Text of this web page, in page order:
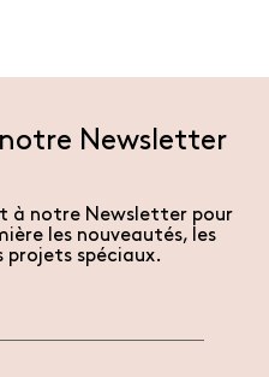
Newsletter
à notre Newsletter pour
les nouveautés, les
projets spéciaux.